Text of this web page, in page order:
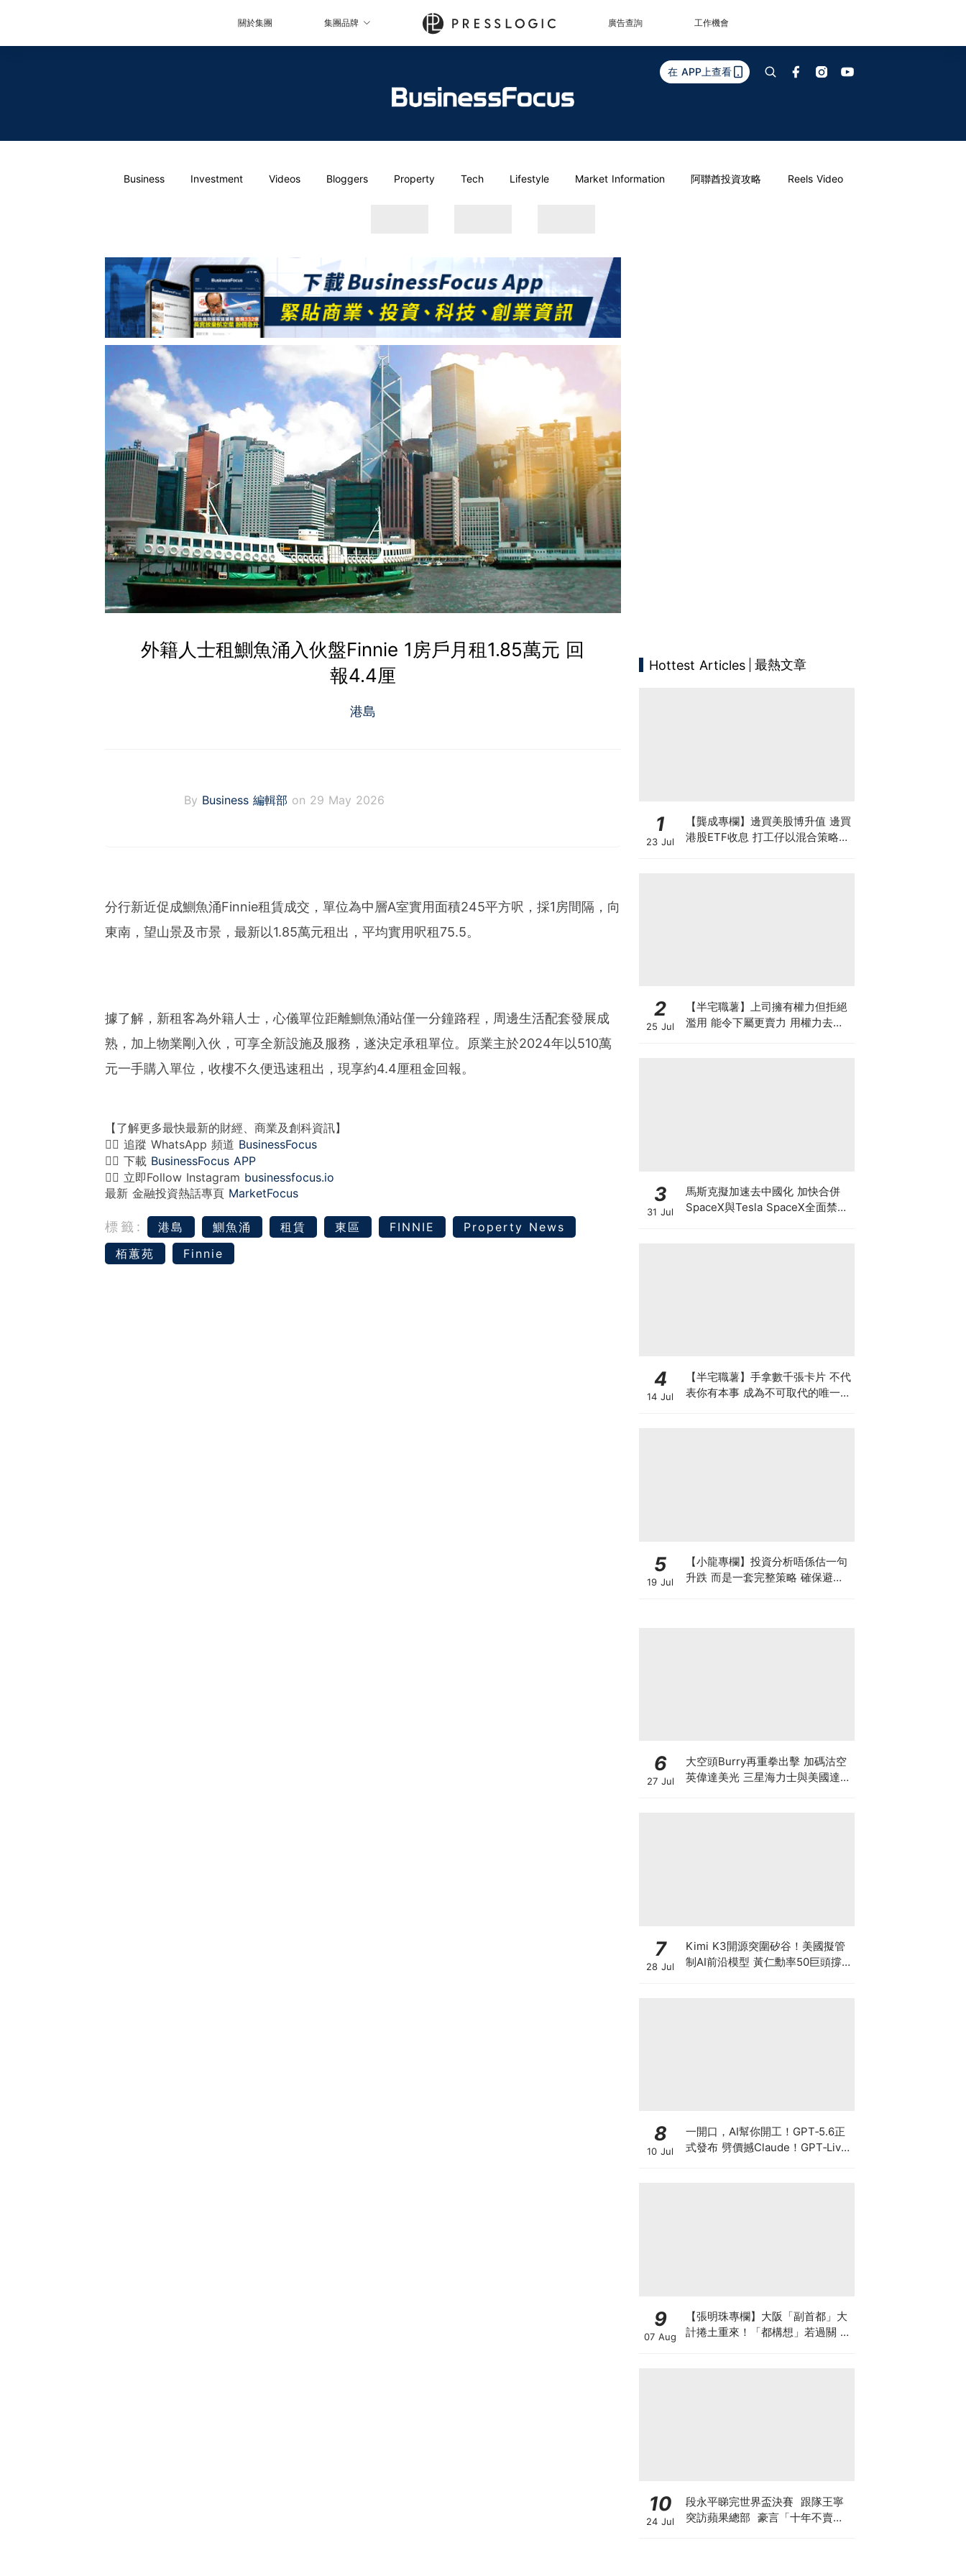
關於集團 集團品牌 廣告查詢 工作機會
在 APP上查看
Business Investment Videos Bloggers Property Tech Lifestyle Market Information 阿聯酋投資攻略 Reels Video
外籍人士租鰂魚涌入伙盤Finnie 1房戶月租1.85萬元 回
報4.4厘
港島
By Business 編輯部 on 29 May 2026
分行新近促成鰂魚涌Finnie租賃成交，單位為中層A室實用面積245平方呎，採1房間隔，向
東南，望山景及市景，最新以1.85萬元租出，平均實用呎租75.5。
據了解，新租客為外籍人士，心儀單位距離鰂魚涌站僅一分鐘路程，周邊生活配套發展成
熟，加上物業剛入伙，可享全新設施及服務，遂決定承租單位。原業主於2024年以510萬
元一手購入單位，收樓不久便迅速租出，現享約4.4厘租金回報。
【了解更多最快最新的財經、商業及創科資訊】
👉🏻 追蹤 WhatsApp 頻道 BusinessFocus
👉🏻 下載 BusinessFocus APP
👉🏻 立即Follow Instagram businessfocus.io
最新 金融投資熱話專頁 MarketFocus
標籤: 港島 鰂魚涌 租賃 東區 FINNIE
Property News
栢蕙苑
Finnie
Hottest Articles 最熱文章
1
23 Jul
【龔成專欄】邊買美股博升值 邊買
港股ETF收息 打工仔以混合策略投
2
25 Jul
【半宅職薯】上司擁有權力但拒絕
濫用 能令下屬更賣力 用權力去迫
3
31 Jul
馬斯克擬加速去中國化 加快合併
SpaceX與Tesla SpaceX全面禁止
4
14 Jul
【半宅職薯】手拿數千張卡片 不代
表你有本事 成為不可取代的唯一中
5
19 Jul
【小龍專欄】投資分析唔係估一句
升跌 而是一套完整策略 確保避開
6
27 Jul
大空頭Burry再重拳出擊 加碼沽空
英偉達美光 三星海力士與美國達成
7
28 Jul
Kimi K3開源突圍矽谷！美國擬管
制AI前沿模型 黃仁勳率50巨頭撐
8
10 Jul
一開口，AI幫你開工！GPT‑5.6正
式發布 劈價撼Claude！GPT‑Live
9
07 Aug
【張明珠專欄】大阪「副首都」大
計捲土重來！「都構想」若過關 大
10
24 Jul
段永平睇完世界盃決賽 跟隊王寧
突訪蘋果總部 豪言「十年不賣泡